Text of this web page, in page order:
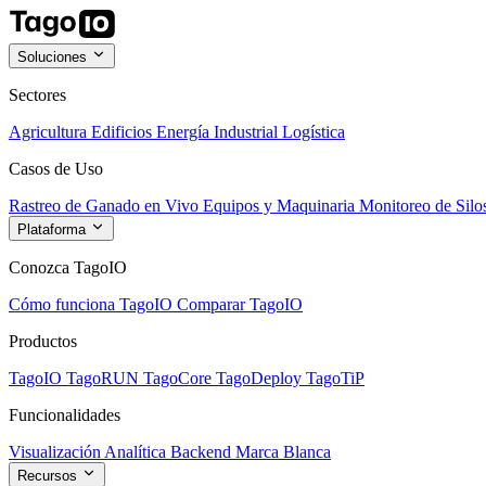
Soluciones
Sectores
Agricultura Edificios Energía Industrial Logística
Casos de Uso
Rastreo de Ganado en Vivo Equipos y Maquinaria Monitoreo de
Plataforma
Conozca TagoIO
Cómo funciona TagoIO Comparar TagoIO
Productos
TagoIO TagoRUN TagoCore TagoDeploy TagoTiP
Funcionalidades
Visualización Analítica Backend Marca Blanca
Recursos